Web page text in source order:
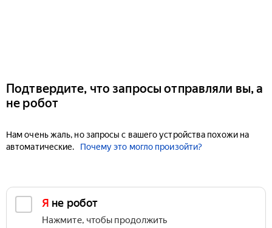
Подтвердите, что запросы отправляли вы, а
не робот
Нам очень жаль, но запросы с вашего устройства похожи на
автоматические.
Почему это могло произойти?
Я не робот
Нажмите, чтобы продолжить